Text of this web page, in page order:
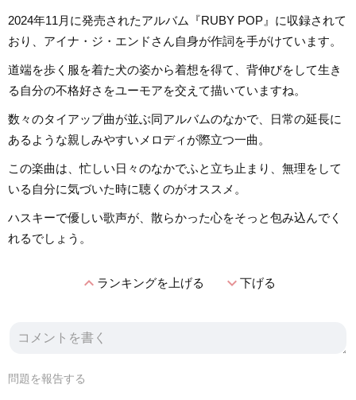
2024年11月に発売されたアルバム『RUBY POP』に収録されて
おり、アイナ・ジ・エンドさん自身が作詞を手がけています。
道端を歩く服を着た犬の姿から着想を得て、背伸びをして生き
る自分の不格好さをユーモアを交えて描いていますね。
数々のタイアップ曲が並ぶ同アルバムのなかで、日常の延長に
あるような親しみやすいメロディが際立つ一曲。
この楽曲は、忙しい日々のなかでふと立ち止まり、無理をして
いる自分に気づいた時に聴くのがオススメ。
ハスキーで優しい歌声が、散らかった心をそっと包み込んでく
れるでしょう。
expand_lessランキングを上げる expand_more下げる
問題を報告する